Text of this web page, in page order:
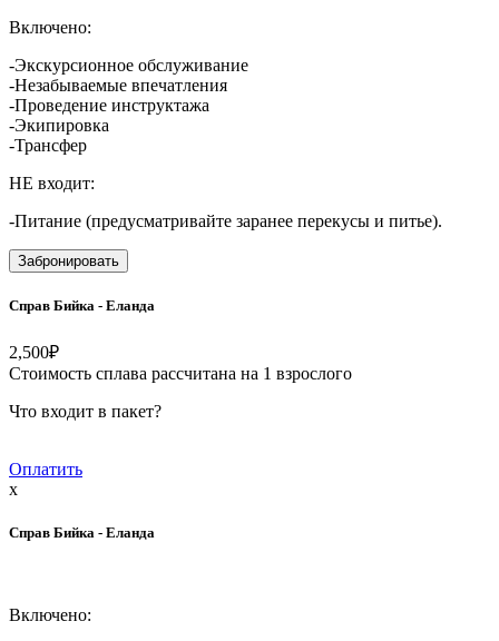
Включено:
-Экскурсионное обслуживание
-Незабываемые впечатления
-Проведение инструктажа
-Экипировка
-Трансфер
НЕ входит:
-Питание (предусматривайте заранее перекусы и питье).
Забронировать
Справ Бийка - Еланда
2,500₽
Стоимость сплава рассчитана на 1 взрослого
Что входит в пакет?
Оплатить
x
Справ Бийка - Еланда
Включено: